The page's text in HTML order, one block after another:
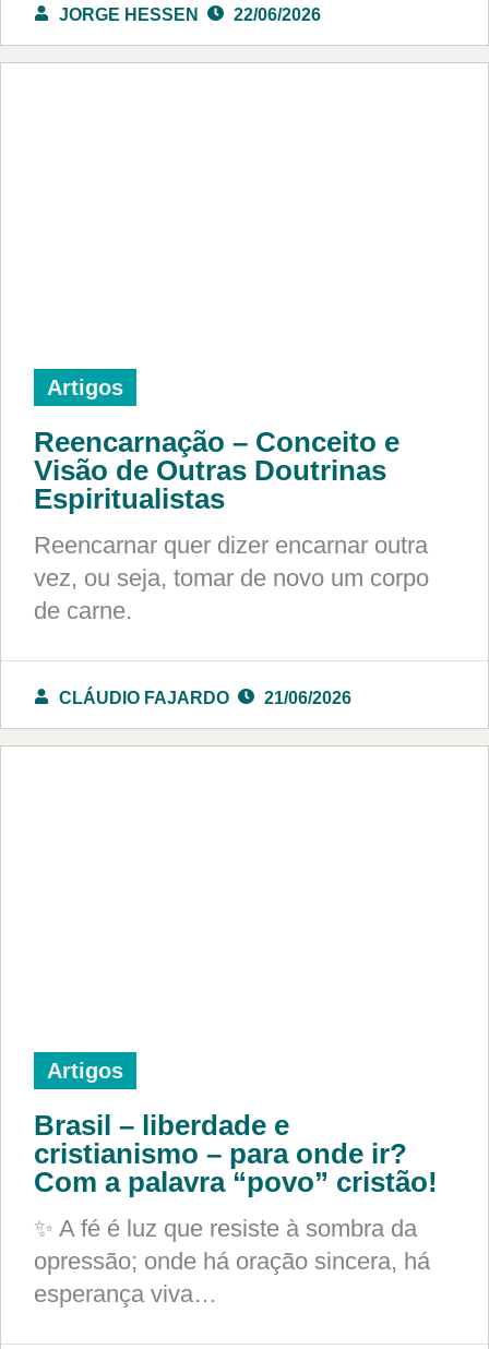
JORGE HESSEN 22/06/2026
Artigos
Reencarnação – Conceito e
Visão de Outras Doutrinas
Espiritualistas
Reencarnar quer dizer encarnar outra
vez, ou seja, tomar de novo um corpo
de carne.
CLÁUDIO FAJARDO 21/06/2026
Artigos
Brasil – liberdade e
cristianismo – para onde ir?
Com a palavra “povo” cristão!
✨ A fé é luz que resiste à sombra da
opressão; onde há oração sincera, há
esperança viva…